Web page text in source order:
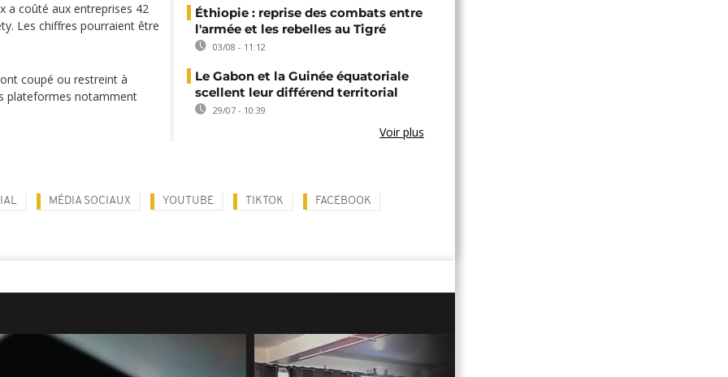
a coûté aux entreprises 42
Les chiffres pourraient être
coupé ou restreint à
plateformes notamment
Éthiopie : reprise des combats entre
l'armée et les rebelles au Tigré
03/08 - 11:12
Le Gabon et la Guinée équatoriale
scellent leur différend territorial
29/07 - 10:39
Voir plus
MÉDIA SOCIAUX YOUTUBE TIKTOK FACEBOOK